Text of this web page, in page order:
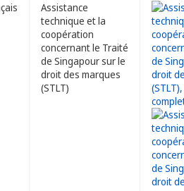
Assistance
technique et la
coopération
concernant le Traité
de Singapour sur le
droit des marques
(STLT)